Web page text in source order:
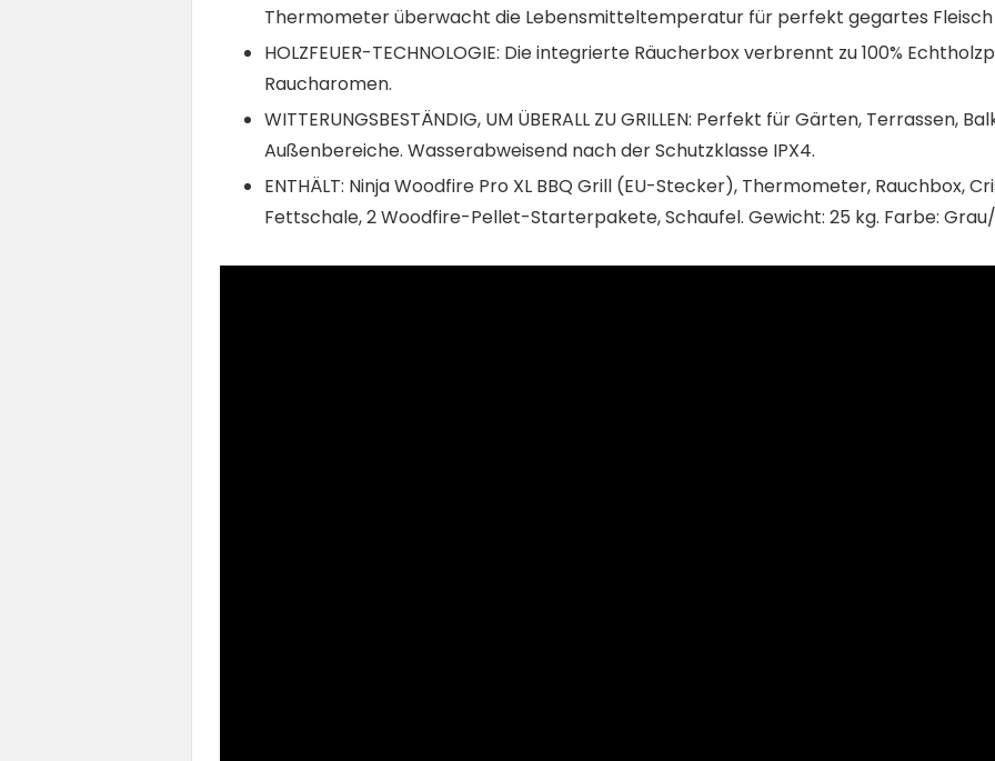
Thermometer überwacht die Lebensmitteltemperatur für perfekt gegartes Fleisch
HOLZFEUER-TECHNOLOGIE: Die integrierte Räucherbox verbrennt zu 100%
Raucharomen.
WITTERUNGSBESTÄNDIG, UM ÜBERALL ZU GRILLEN: Perfekt für Gärten, Terrassen,
Außenbereiche. Wasserabweisend nach der Schutzklasse IPX4.
ENTHÄLT: Ninja Woodfire Pro XL BBQ Grill (EU-Stecker), Thermometer, Rauchbox,
Fettschale, 2 Woodfire-Pellet-Starterpakete, Schaufel. Gewicht: 25 kg. Farbe: